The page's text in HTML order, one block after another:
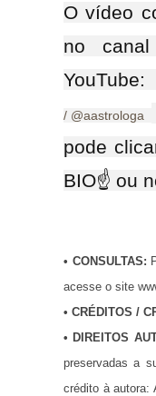
O vídeo
no
/ @aastrologa
pode
BIO☝ ou
• CONSULTAS:
acesse o site
• CRÉDITOS /
• DIREITOS
preservadas a
crédito à autora: